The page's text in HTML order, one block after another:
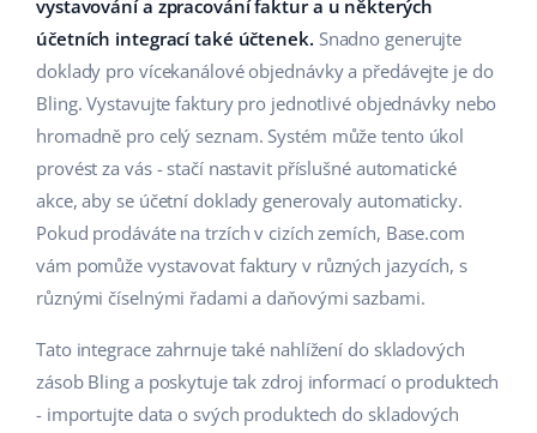
Správa přepravy
Automatizace procesů
Base Connect
AI pro e-commerce
Domov a zahrada
Výrobky pro děti
Elektronika
Automobilové díly
Supermarket
Zdraví a krása
Móda
Podpora
Akademie
Blog
Kalendář webinářů a eventů
Služby
Implementace systému
Audit účtu
english (GB)
english (IN)
čeština
deutsch
Ελληνικά
español (AR)
español (MX)
vystavování a zpracování faktur a u některých
účetních integrací také účtenek. Snadno generujte
doklady pro vícekanálové objednávky a předávejte je do
Bling. Vystavujte faktury pro jednotlivé objednávky nebo
hromadně pro celý seznam. Systém může tento úkol
provést za vás - stačí nastavit příslušné automatické
akce, aby se účetní doklady generovaly automaticky.
Pokud prodáváte na trzích v cizích zemích, Base.com
vám pomůže vystavovat faktury v různých jazycích, s
různými číselnými řadami a daňovými sazbami.
Tato integrace zahrnuje také nahlížení do skladových
zásob Bling a poskytuje tak zdroj informací o produktech
- importujte data o svých produktech do skladových